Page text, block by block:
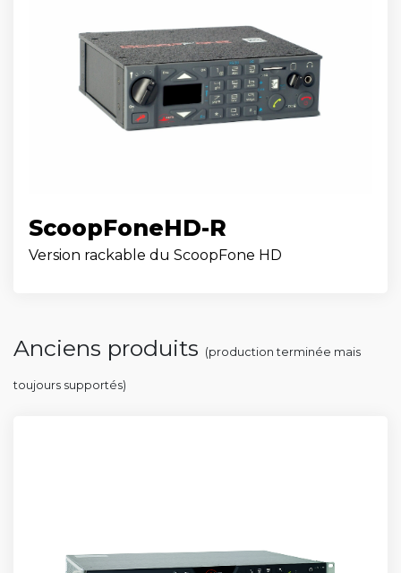
ScoopFoneHD-R
Version rackable du ScoopFone HD
Anciens produits (production terminée mais
toujours supportés)